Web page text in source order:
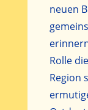
neuen
Rolle
Region